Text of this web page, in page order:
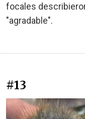
focales
"agradable".
#13